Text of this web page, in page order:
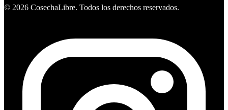
© 2026 CosechaLibre. Todos los derechos reservados.